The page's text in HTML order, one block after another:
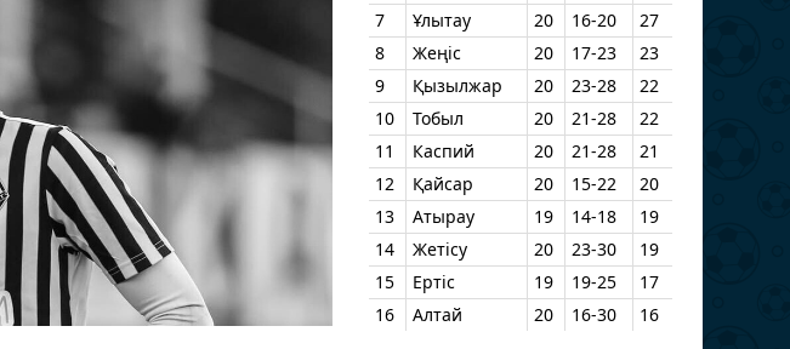
7
Ұлытау 20 16-20
27
8
Жеңіс 20 17-23
23
9
Қызылжар 20 23-28
22
10
Тобыл 20 21-28
22
11
Каспий 20 21-28
21
12
Қайсар 20 15-22
20
13
Атырау 19 14-18
19
14
Жетісу 20 23-30
19
15
Ертіс 19 19-25
17
16
Алтай 20 16-30 16